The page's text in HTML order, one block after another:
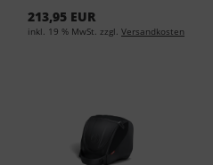
213,95 EUR
inkl. 19 % MwSt. zzgl. Versandkosten